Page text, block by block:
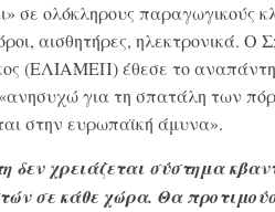
σε ολόκληρους παραγωγικούς
αισθητήρες, ηλεκτρονικά. Ο
(ΕΛΙΑΜΕΠ) έθεσε το
για τη σπατάλη των
στην ευρωπαϊκή άμυνα».
δεν χρειάζεται σύστημα
σε κάθε χώρα. Θα